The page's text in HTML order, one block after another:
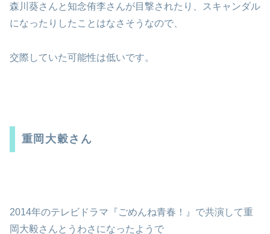
森川葵さんと知念侑李さんが目撃されたり、スキャンダル
になったりしたことはなさそうなので、
交際していた可能性は低いです。
重岡大穀さん
2014年のテレビドラマ『ごめんね青春！』で共演して重
岡大毅さんとうわさになったようで